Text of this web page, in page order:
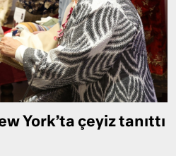
York’ta çeyiz tanıttı